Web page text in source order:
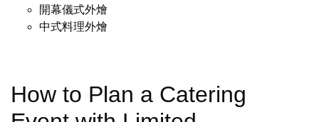
開幕儀式外燴
中式料理外燴
How to Plan a Catering